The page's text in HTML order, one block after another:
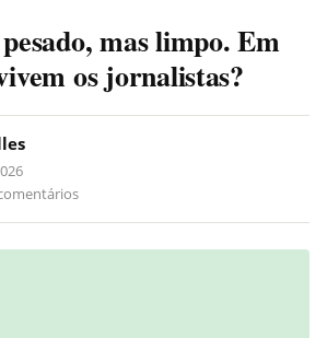
mas limpo. Em
os jornalistas?